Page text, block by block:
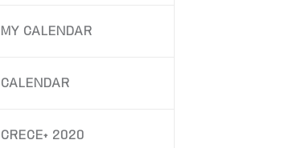
MY CALENDAR
CALENDAR
CRECE+ 2020